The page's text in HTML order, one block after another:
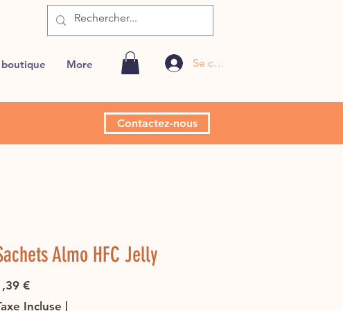
boutique More Se connecter
Contactez-nous
Almo HFC Jelly
€Prix
Incluse